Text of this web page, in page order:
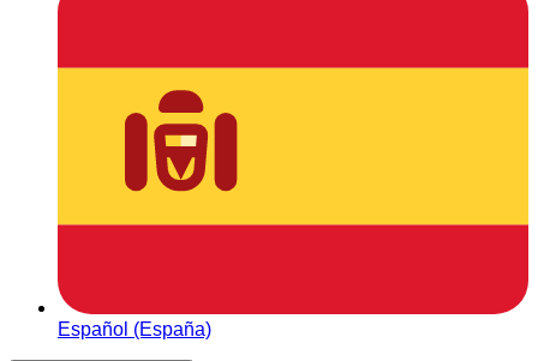
Español (España)